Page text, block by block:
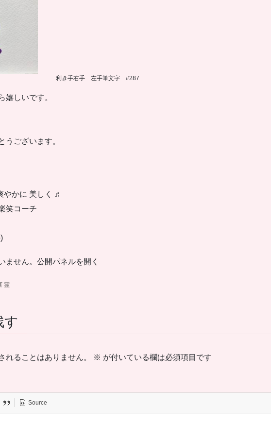
利き手右手 左手筆文字 #287
嬉しいです。
うございます。
やかに 美しく ♬
笑コーチ
ません。公開パネルを開く
霊
す
れることはありません。 ※ が付いている欄は必須項目です
Source